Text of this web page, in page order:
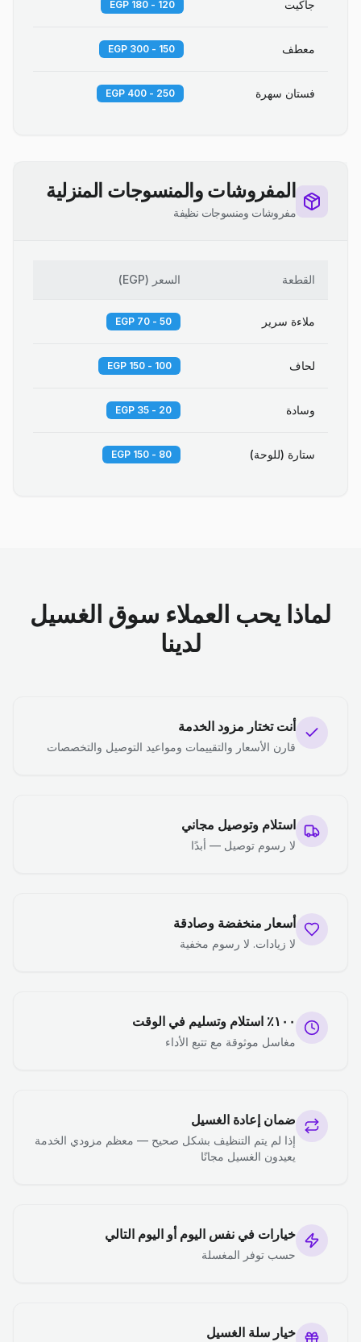
جاكيت 120 - 180 EGP
معطف 150 - 300 EGP
فستان سهرة 250 - 400 EGP
المفروشات والمنسوجات المنزلية
مفروشات ومنسوجات نظيفة
القطعة السعر (
EGP
)
ملاءة سرير 50 - 70 EGP
لحاف 100 - 150 EGP
وسادة 20 - 35 EGP
ستارة (للوحة) 80 - 150 EGP
لماذا يحب العملاء سوق الغسيل
لدينا
أنت تختار مزود الخدمة
قارن الأسعار والتقييمات ومواعيد التوصيل والتخصصات
استلام وتوصيل مجاني
لا رسوم توصيل — أبدًا
أسعار منخفضة وصادقة
لا زيادات. لا رسوم مخفية
١٠٠٪ استلام وتسليم في الوقت
مغاسل موثوقة مع تتبع الأداء
ضمان إعادة الغسيل
إذا لم يتم التنظيف بشكل صحيح — معظم مزودي الخدمة
يعيدون الغسيل مجانًا
خيارات في نفس اليوم أو اليوم التالي
حسب توفر المغسلة
خيار سلة الغسيل